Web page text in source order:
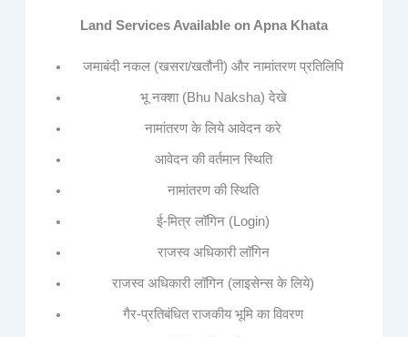
Land Services Available on Apna Khata
जमाबंदी नकल (खसरा/खतौनी) और नामांतरण प्रतिलिपि
भू नक्शा (Bhu Naksha) देखे
नामांतरण के लिये आवेदन करे
आवेदन की वर्तमान स्थिति
नामांतरण की स्थिति
ई-मित्र लॉगिन (Login)
राजस्व अधिकारी लॉगिन
राजस्व अधिकारी लॉगिन (लाइसेन्स के लिये)
गैर-प्रतिबंधित राजकीय भूमि का विवरण